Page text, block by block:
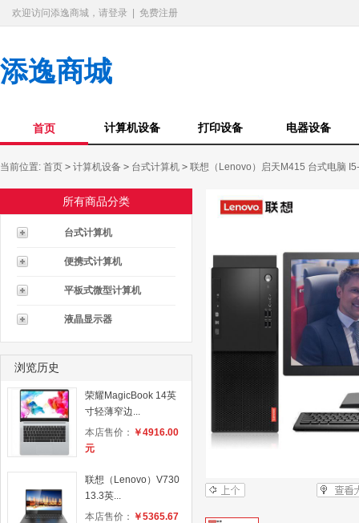
欢迎访问添逸商城，请登录 免费注册
添逸商城
首页 计算机设备 打印设备 电器设备
当前位置: 首页 > 计算机设备 > 台式计算机 > 联想（Lenovo）启天M415 台式电脑
所有商品分类
台式计算机
便携式计算机
平板式微型计算机
液晶显示器
浏览历史
荣耀MagicBook 14英
寸轻薄窄边...
本店售价： ￥4916.00
元
联想（Lenovo）V730
13.3英...
本店售价： ￥5365.67